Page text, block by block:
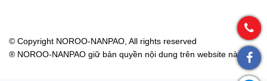
© Copyright NOROO-NANPAO, All rights reserved
® NOROO-NANPAO giữ bản quyền nội dung trên website này